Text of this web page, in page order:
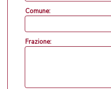
Comune:
Frazione: